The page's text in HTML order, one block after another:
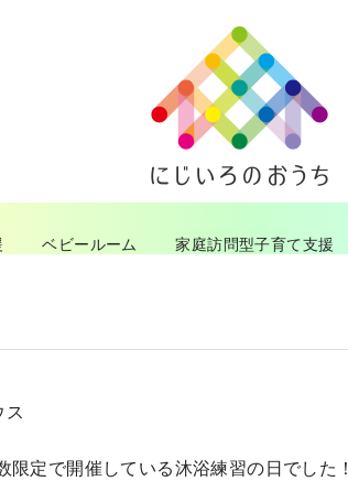
ベビールーム 家庭訪問型子育て支援
定で開催している沐浴練習の日でした！